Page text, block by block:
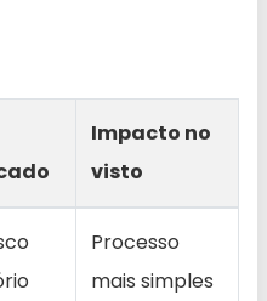
Impacto no
visto
Processo
mais simples